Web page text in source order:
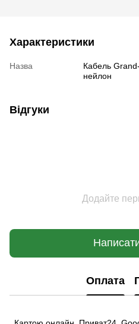
Характеристики
Назва
Кабель
нейлон
Відгуки
Додайте
Оплата